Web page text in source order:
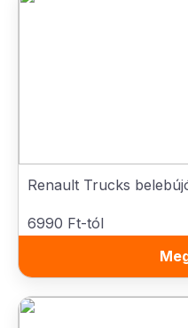
Renault Trucks
6990 Ft-tól